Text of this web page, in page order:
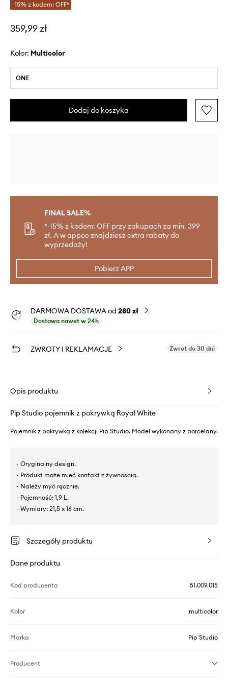
-15% z kodem: OFF*
359,99 zł
Kolor: multicolor
ONE
Dodaj do koszyka
FINAL SALE%
*-15% z kodem: OFF przy zakupach za min. 399
zł. A w appce znajdziesz extra rabaty do
wyprzedaży!
Pobierz APP
DARMOWA DOSTAWA od 280 zł
Dostawa nawet w 24h
ZWROTY I REKLAMACJE Zwrot do 30 dni
Opis produktu
Pip Studio pojemnik z pokrywką Royal White
Pojemnik z pokrywką z kolekcji Pip Studio. Model wykonany z porcelany.
- Oryginalny design.
- Produkt może mieć kontakt z żywnością.
- Należy myć ręcznie.
- Pojemność: 1,9 L.
- Wymiary: 21,5 x 16 cm.
Szczegóły produktu
Dane produktu
Kod producenta 51.009.015
Kolor multicolor
Marka Pip Studio
Producent